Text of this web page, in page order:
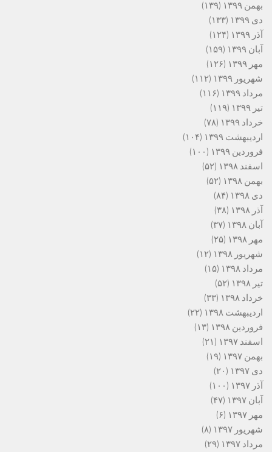
بهمن ۱۳۹۹
(۱۳۹)
دی ۱۳۹۹
(۱۳۳)
آذر ۱۳۹۹
(۱۲۴)
آبان ۱۳۹۹
(۱۵۹)
مهر ۱۳۹۹
(۱۲۶)
شهریور ۱۳۹۹
(۱۱۲)
مرداد ۱۳۹۹
(۱۱۶)
تیر ۱۳۹۹
(۱۱۹)
خرداد ۱۳۹۹
(۷۸)
اردیبهشت ۱۳۹۹
(۱۰۴)
فروردین ۱۳۹۹
(۱۰۰)
اسفند ۱۳۹۸
(۵۲)
بهمن ۱۳۹۸
(۵۲)
دی ۱۳۹۸
(۸۴)
آذر ۱۳۹۸
(۳۸)
آبان ۱۳۹۸
(۳۷)
مهر ۱۳۹۸
(۲۵)
شهریور ۱۳۹۸
(۱۲)
مرداد ۱۳۹۸
(۱۵)
تیر ۱۳۹۸
(۵۲)
خرداد ۱۳۹۸
(۳۳)
اردیبهشت ۱۳۹۸
(۲۲)
فروردین ۱۳۹۸
(۱۳)
اسفند ۱۳۹۷
(۲۱)
بهمن ۱۳۹۷
(۱۹)
دی ۱۳۹۷
(۲۰)
آذر ۱۳۹۷
(۱۰۰)
آبان ۱۳۹۷
(۴۷)
مهر ۱۳۹۷
(۶)
شهریور ۱۳۹۷
(۸)
مرداد ۱۳۹۷
(۲۹)